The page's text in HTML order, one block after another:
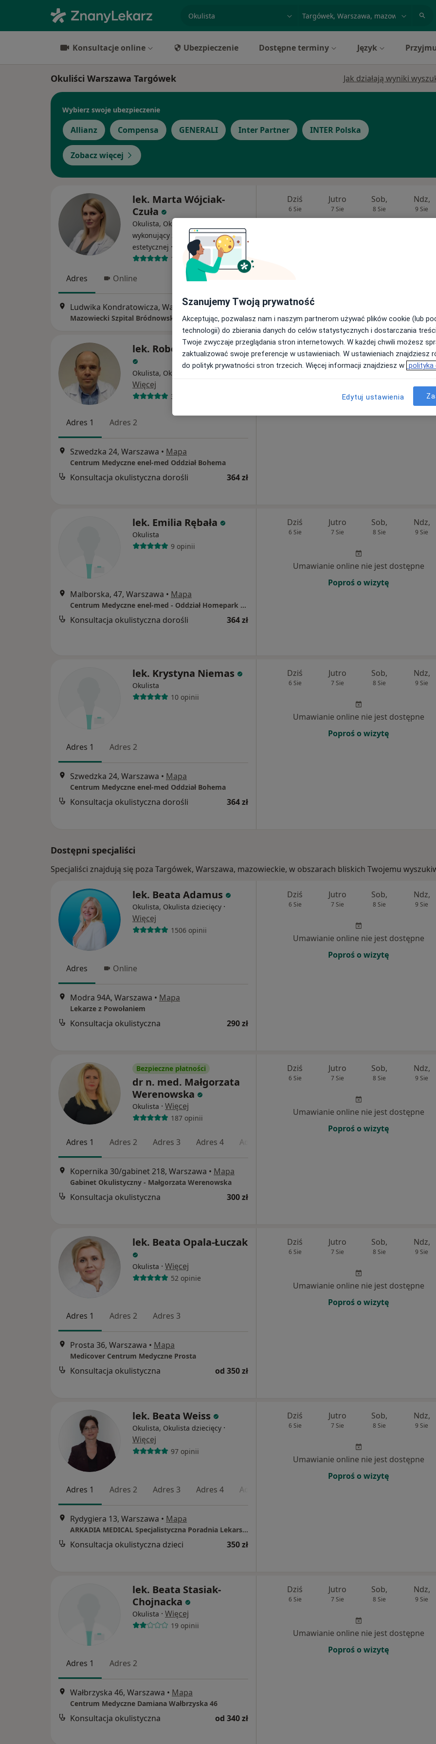
miasto lub dzielnica
Konsultacje online Ubezpieczenie Dostępne terminy Język
Okuliści Warszawa Targówek Jak działają wyniki
Wybierz swoje ubezpieczenie
Allianz Compensa GENERALI Inter Partner INTER Polska
Zobacz więcej
lek. Marta Wójciak-
Czuła
Okulista, Okulista dziecięcy, Lekarz
wykonujący zabiegi medycyny
estetycznej · Więcej
134 opinie
Adres Online
Ludwika Kondratowicza, Warszawa•Mapa
Mazowiecki Szpital Bródnowski Zespół Oddziałów Okulistyki
Dziś
6 Sie
Jutro
7 Sie
Sob,
8 Sie
Ndz,
9 Sie
lek. Robert Chrabański
Okulista, Okulista dziecięcy ·
Więcej
35 opinii
Adres 1 Adres 2
Szwedzka 24, Warszawa • Mapa
Centrum Medyczne enel-med Oddział Bohema
Konsultacja okulistyczna dorośli 364 zł
6 Sie
Jutro
7 Sie
Sob,
8 Sie
Ndz,
9 Sie
Umawianie online nie jest dostępne
lek. Emilia Rębała
Okulista
9 opinii
Malborska, 47, Warszawa • Mapa
Centrum Medyczne enel-med - Oddział Homepark Targówek
Konsultacja okulistyczna dorośli 364 zł
Dziś
6 Sie
Jutro
7 Sie
Sob,
8 Sie
Ndz,
9 Sie
Umawianie online nie jest dostępne
Poproś o wizytę
lek. Krystyna Niemas
Okulista
10 opinii
Adres 1 Adres 2
Szwedzka 24, Warszawa • Mapa
Centrum Medyczne enel-med Oddział Bohema
Konsultacja okulistyczna dorośli 364 zł
Dziś
6 Sie
Jutro
7 Sie
Sob,
8 Sie
Ndz,
9 Sie
Umawianie online nie jest dostępne
Poproś o wizytę
Dostępni specjaliści
Specjaliści znajdują się poza Targówek, Warszawa, mazowieckie, w obszarach bliskich Twojemu
lek. Beata Adamus
Okulista, Okulista dziecięcy ·
Więcej
1506 opinii
Adres Online
Modra 94A, Warszawa • Mapa
Lekarze z Powołaniem
Konsultacja okulistyczna 290 zł
Dziś
6 Sie
Jutro
7 Sie
Sob,
8 Sie
Ndz,
9 Sie
Umawianie online nie jest dostępne
Poproś o wizytę
Bezpieczne płatności
dr n. med. Małgorzata
Werenowska
Okulista · Więcej
187 opinii
Adres 1 Adres 2 Adres 3 Adres 4 Adres 5
Kopernika 30/gabinet 218, Warszawa • Mapa
Gabinet Okulistyczny - Małgorzata Werenowska
Konsultacja okulistyczna 300 zł
Dziś
6 Sie
Jutro
7 Sie
Sob,
8 Sie
Ndz,
9 Sie
Umawianie online nie jest dostępne
Poproś o wizytę
lek. Beata Opala-Łuczak
Okulista · Więcej
52 opinie
Adres 1 Adres 2 Adres 3
Prosta 36, Warszawa • Mapa
Medicover Centrum Medyczne Prosta
Konsultacja okulistyczna od 350 zł
Dziś
6 Sie
Jutro
7 Sie
Sob,
8 Sie
Ndz,
9 Sie
Umawianie online nie jest dostępne
Poproś o wizytę
lek. Beata Weiss
Okulista, Okulista dziecięcy ·
Więcej
97 opinii
Adres 1 Adres 2 Adres 3 Adres 4 Adres 5
Rydygiera 13, Warszawa • Mapa
ARKADIA MEDICAL Specjalistyczna Poradnia Lekarska
Konsultacja okulistyczna dzieci 350 zł
Dziś
6 Sie
Jutro
7 Sie
Sob,
8 Sie
Ndz,
9 Sie
Umawianie online nie jest dostępne
Poproś o wizytę
lek. Beata Stasiak-
Chojnacka
Okulista · Więcej
19 opinii
Adres 1 Adres 2
Wałbrzyska 46, Warszawa • Mapa
Centrum Medyczne Damiana Wałbrzyska 46
Konsultacja okulistyczna od 340 zł
Dziś
6 Sie
Jutro
7 Sie
Sob,
8 Sie
Ndz,
9 Sie
Umawianie online nie jest dostępne
Poproś o wizytę
Szanujemy Twoją prywatność
Akceptując, pozwalasz nam i naszym partnerom używać plików cookie (lub
technologii) do zbierania danych do celów statystycznych i dostarczania
Twoje zwyczaje przeglądania stron internetowych. W każdej chwili możesz
zaktualizować swoje preferencje w ustawieniach. W ustawieniach znajdziesz
do polityk prywatności stron trzecich. Więcej informacji znajdziesz w polityka
Edytuj ustawienia